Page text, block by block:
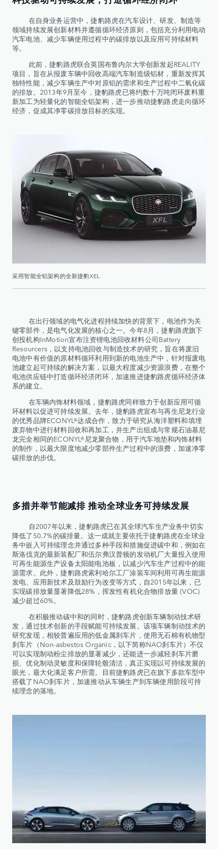
在自身业务运营中，捷豹路虎在汽车设计、研发、制造等
领域持续发展创新材料并遵循循环经济原则，包括充分利用电动
汽车电池、减少车辆使用过程中的碳排放以及应用可持续材料
等。
此前，捷豹路虎联合英国布鲁内尔大学创新发起REALITY
项目，旨在从报废车辆中回收高端汽车制造级铝材，重新发挥其
独特性能，减少车辆生产中对原铝的需求和生产过程中二氧化碳
的排放。2013年9月至今，捷豹路虎已将约数十万吨闭环废料重
新加工为轻量化的智能全铝架构，进一步推动捷豹路虎走向循环
经济，促成其净零碳排放目标的实现。
采用智能全铝架构的全新捷豹XEL
在出行领域的电气化进程持续加快的背景下，电池作为关
键零部件，是电气化发展的核心之一。今年8月，捷豹路虎旗下
创投机构InMotion宣布注资锂电池回收材料公司Battery
Resourcers，以支持电池回收与制造技术的研究，旨在将废旧
电池中有价值的原材料循环利用到新的电池生产中，针对报废电
池建立起可持续的解决方案，以最大程度减少资源浪费，在整个
电池供应链中打造循环经济闭环，加速推进捷豹路虎循环经济体
系的建立。
在车辆内饰材料领域，捷豹路虎同样致力于创新应用可循
环材料以促进可持续发展。去年，捷豹路虎宣布与再生尼龙行业
的优秀品牌ECONYL®达成合作，致力于研究从海洋塑料和填埋
废弃物中进行材料回收和再加工，并生产出组成与常规石油基尼
龙完全相同的ECONYL®尼龙聚合物，用于汽车地垫和内饰材料
的制作，以最大限度地减少零部件生产过程中的浪费，加速净零
碳排放的步伐。
多措并举节能减排 推动全球业务可持续发展
自2007年以来，捷豹路虎已在其全球汽车生产业务中切实
降低了50.7%的碳排量。这一成就主要依托于捷豹路虎在全球业
务中嵌入可持续理念并通过多种手段和措施促进碳中和，例如在
斯洛伐克的最新装配厂和伍尔弗汉普顿的发动机厂大量投入使用
可再生能源生产设备太阳能电池板，以减少汽车生产过程中的能
源需求。此外，捷豹路虎索利哈尔工厂涂装车间利用可再生能源
发电、应用新技术及鼓励行为改变等方式，自2015年以来，已
实现碳排放量显著降低28%，挥发性有机化合物排放量 (VOC)
减少超过60%。
在积极推动碳中和的同时，捷豹路虎创新车辆制动技术研
发，通过技术创新的手段赋能可持续发展。该项车辆制动技术的
研究发现，相较普遍应用的低金属刹车片，使用无石棉有机物型
刹车片（Non-asbestos Organic，以下简称NAO刹车片）不仅
可以实现制动粉尘排放的显著减少，还能进一步减轻刹车片磨
损、优化制动灵敏度和保障轮毂清洁，真正实现以可持续发展的
眼光，最大化满足客户所需。目前捷豹路虎已在旗下多款车型中
搭载了NAO刹车片，加速推动从车辆生产到车辆使用阶段可持
续理念的落地。